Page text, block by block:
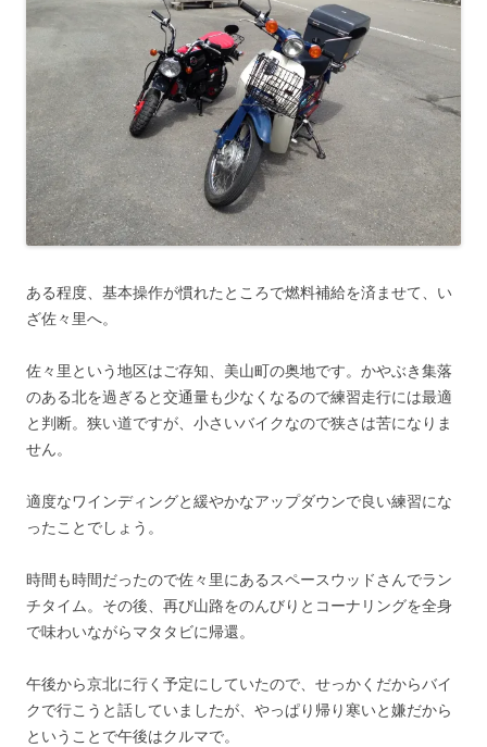
ある程度、基本操作が慣れたところで燃料補給を済ませて、い
ざ佐々里へ。
佐々里という地区はご存知、美山町の奥地です。かやぶき集落
のある北を過ぎると交通量も少なくなるので練習走行には最適
と判断。狭い道ですが、小さいバイクなので狭さは苦になりま
せん。
適度なワインディングと緩やかなアップダウンで良い練習にな
ったことでしょう。
時間も時間だったので佐々里にあるスペースウッドさんでラン
チタイム。その後、再び山路をのんびりとコーナリングを全身
で味わいながらマタタビに帰還。
午後から京北に行く予定にしていたので、せっかくだからバイ
クで行こうと話していましたが、やっぱり帰り寒いと嫌だから
ということで午後はクルマで。